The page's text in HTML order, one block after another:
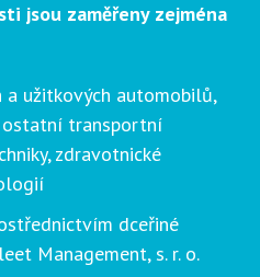
jsou zaměřeny zejména
a užitkových automobilů,
transportní
zdravotnické
dceřiné
Management, s. r. o.